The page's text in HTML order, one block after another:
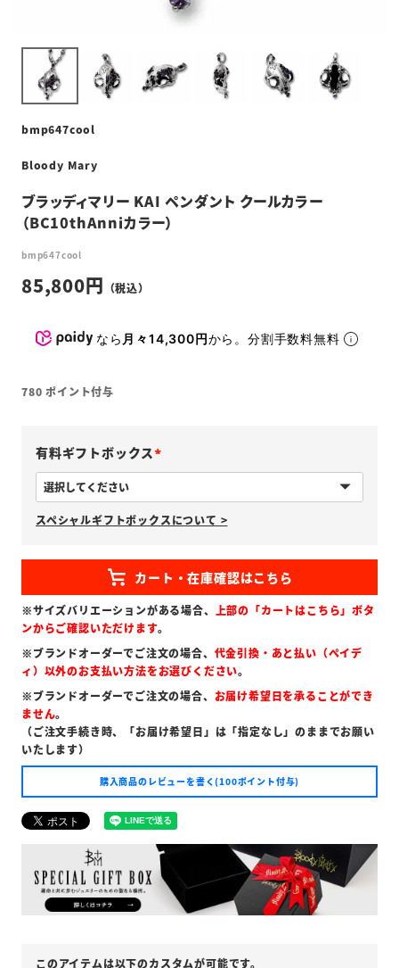
bmp647cool
Bloody Mary
ブラッディマリー KAI ペンダント クールカラー
（BC10thAnniカラー）
bmp647cool
85,800
なら 月々14,300円から。分割手数料無料
780 ポイント付与
有料ギフトボックス
必
須
)
スペシャルギフトボックスについて >
※サイズバリエーションがある場合、 上部の「カートはこちら」ボタ
ンからご確認いただけます。
※ブランドオーダーでご注文の場合、 代金引換・あと払い（ペイデ
ィ）以外のお支払い方法をお選びください。
※ブランドオーダーでご注文の場合、 お届け希望日を承ることができ
ません。
（ご注文手続き時、「お届け希望日」は「指定なし」のままでお願い
いたします）
購入商品のレビューを書く(100ポイント付与)